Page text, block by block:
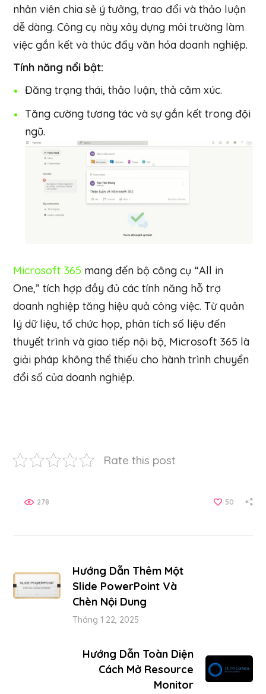
nhân viên chia sẻ ý tưởng, trao đổi và thảo luận
dễ dàng. Công cụ này xây dựng môi trường làm
việc gắn kết và thúc đẩy văn hóa doanh nghiệp.
Tính năng nổi bật:
Đăng trạng thái, thảo luận, thả cảm xúc.
Tăng cường tương tác và sự gắn kết trong đội
ngũ.
Microsoft 365 mang đến bộ công cụ “All in
One,” tích hợp đầy đủ các tính năng hỗ trợ
doanh nghiệp tăng hiệu quả công việc. Từ quản
lý dữ liệu, tổ chức họp, phân tích số liệu đến
thuyết trình và giao tiếp nội bộ, Microsoft 365 là
giải pháp không thể thiếu cho hành trình chuyển
đổi số của doanh nghiệp.
Rate this post
50
278
Hướng Dẫn Thêm Một
Slide PowerPoint Và
Chèn Nội Dung
Tháng 1 22, 2025
Hướng Dẫn Toàn Diện
Cách Mở Resource
Monitor